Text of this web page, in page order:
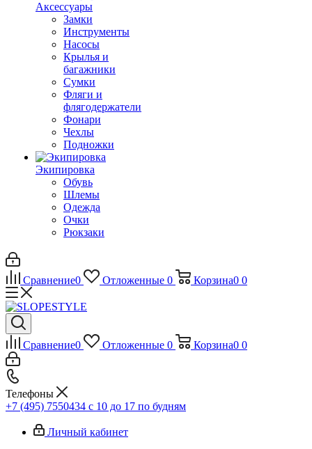
Аксессуары
Замки
Инструменты
Насосы
Крылья и
багажники
Сумки
Фляги и
флягодержатели
Фонари
Чехлы
Подножки
Экипировка
Обувь
Шлемы
Одежда
Очки
Рюкзаки
Сравнение0 Отложенные 0 Корзина0 0
Сравнение0 Отложенные 0 Корзина0 0
Телефоны
+7 (495) 7550434 с 10 до 17 по будням
Личный кабинет